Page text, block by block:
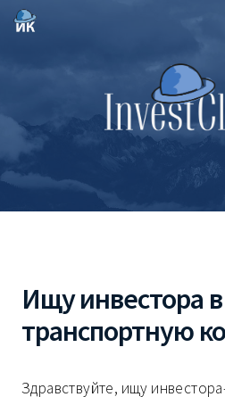
Ищу инвестора в
транспортную
Здравствуйте, ищу